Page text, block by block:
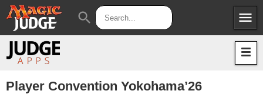
menu
Apps
search
Player Convention Yokohama’26